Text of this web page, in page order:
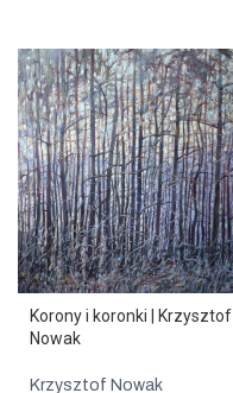
Korony i koronki | Krzysztof
Nowak
Krzysztof Nowak